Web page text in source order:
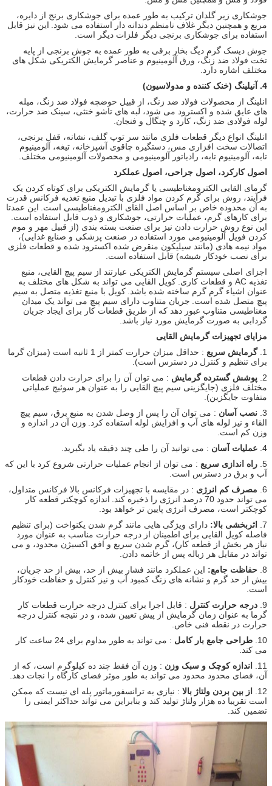
جوشکاری زیر گلدان ترکیب به طور عمده برای جوشکاری برنج از دایره،
مربع و همچنین دیگر غلاف نامنظم دندانه دار استفاده می شود.
این نیز قابل
استفاده برای جوشکاری برنجی دیگر فلزات دیگر است.
جوش دیسک گرم دیگ بخار برقی به طور عمده به جوش برنجی از پایه
تخت فولاد ضد زنگ، ورق آلومینیوم و عناصر گرمایش الکتریکی شکل های
مختلف اشاره دارد.
4.
آنیلینگ (خنک کننده و مدولاسیون)
انلینگ از محصولات فولاد ضد زنگ، از قبیل حوضچه فولاد ضد زنگ، میله
های عایق شده و اکسترود می شود، لبه های تاشو خنثی، سینک ضد حرارت،
لوله فولادی ضد زنگ، کارد و چنگال و فنجان.
انلینگ انواع دیگر قطعات فلزی مانند سر توپ گلف، نشانه، قفل برنجی،
اتصالات سخت افزاری مس، دستگیره چاقوی آشپزخانه، تیغه، آلومینیوم
تابه، آلومینیوم تابه، رادیاتور آلومینیومی و محصولات آلومینیومی مختلف.
اصول کارکرد، اصول جراحی، اصول عملکرد
گرمای القایی الکترومغناطیسی یا گرمایش الکتریکی برای کوتاه کردن یک
فرآیند، روش برای گرم کردن مواد فلزی با تبدیل منبع تغذیه فرکانس قدرت
به آن محدوده خاص بر اساس اصل القای الکترومغناطیسی است. این عمدتا
برای کارهای گرم، عملیات حرارتی، جوشکاری و ذوب قابل استفاده است.
این نوع روش حرارت دادن نیز برای صنعت بسته بندی (از قبیل مهر و موم
کردن فویل آلومینیومی مورد استفاده در صنعت پزشکی و صنایع غذایی)،
مواد نیمه هادی (مانند سیلیکون منقرض شده اکسترود شده و قطعات فلزی
برای نصب خودکار شیشه) قابل استفاده است.
اجزای اصلی سیستم گرمایش الکتریکی عبارتند از سیم پیچ القایی، منبع
تغذیه AC و قطعات کاری.
کویل القایی می تواند به شکل های مختلف به
عنوان اشیاء گرم گرم ساخته شده باشد. کویل با منبع تغذیه متصل به سیم
پیچ متصل شده است. جریان متناوب دارای سیم پیچ می تواند یک میدان
مغناطیسی متناوب عبور دهد که از طریق قطعات کار برای ایجاد جریان
گردابی به صورت گرمایش مورد نیاز باشد.
مزایای تجهیزات گرمایش القایی
1. گرمایش سریع
: حداقل میزان حرارت کمتر از 1 ثانیه است (میزان گرما
برای تنظیم و کنترل در دسترس است).
2. پوشش گسترده گرمایش : می توان آن را برای حرارت دادن قطعات
مختلف فلزی (جایگزینی سیم پیچ القایی را به عنوان هر سوئیچ عملیاتی
متفاوت جایگزین).
3. نصب آسان : می توان آن را پس از وصل شدن به منبع برق، سیم پیچ
القاء و نیز لوله های آب و افزایش لوله استفاده کرد.
وزن آن در اندازه و
وزن کم است.
4. عملیات آسان : می توانید آن را طی چند دقیقه یاد بگیرید.
5. راه اندازی سریع : می توان از انجام عملیات حرارتی شروع کرد با این که
آب و برق در دسترس است.
6. مصرف کم انرژی : در مقایسه با تجهیزات فرکانس بالا فرکانس متداول،
می تواند حدود 70 درصد انرژی را ذخیره کند.
اندازه کوچکتر قطعه کار
کوچکتر است، مصرف انرژی پایین تر خواهد بود.
7.
اثربخشی بالا: دارای ویژگی هایی مانند گرم شدن یکنواخت (برای تنظیم
فاصله کویل القایی برای اطمینان از درجه حرارت مناسب به عنوان مورد
نیاز هر بخش از قطعه کار)، گرم شدن سریع و افق اکسیژن محدود، و می
تواند در مقابل هر زباله پس از خاتمه دادن.
8. حفاظت جامع: این عملکرد مانند فشار بیش از حد، بیش از حد جریان،
بیش از حد گرم و نشانه های زنگ کمبود آب و نیز کنترل و حفاظت خودکار
است.
9. درجه حرارت کنترل : قابل اجرا برای کنترل درجه حرارت قطعات کار
گرما به عنوان زمان گرمایش از پیش تعیین شده، و در نتیجه کنترل درجه
حرارت در نقطه فنی خاص.
10. طراحی جامع بار کامل
: می تواند به طور مداوم برای 24 ساعت کار
می کند.
11.
اندازه کوچک و سبک وزن : وزن آن فقط چند ده کیلوگرم است، که از
آن، فضای محدود محدود می تواند به طور موثر فضای کارگاه را نجات دهد.
12.
از بین بردن ولتاژ بالا : نیازی به ترانسفورماتور پله ای نیست که ممکن
است تقریبا ده هزار ولتاژ تولید کند و بنابراین می تواند حداکثر ایمنی را
تضمین کند.